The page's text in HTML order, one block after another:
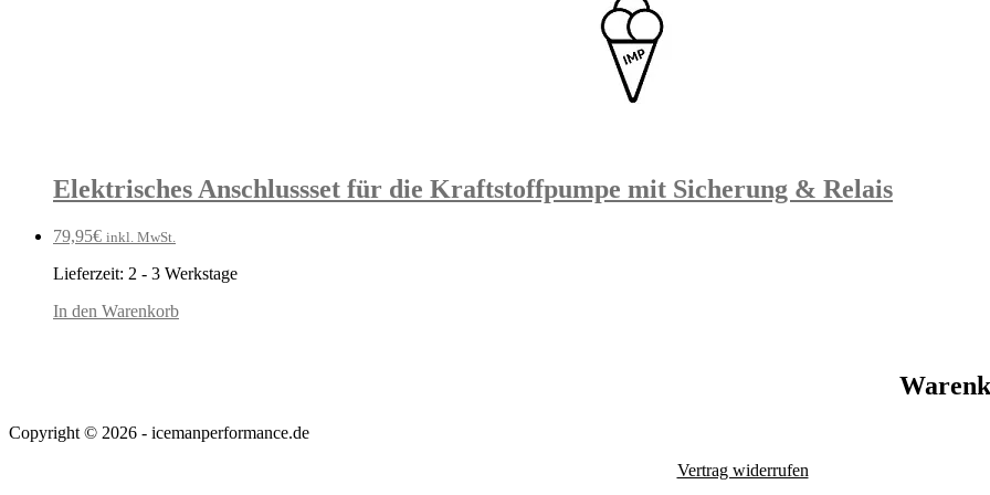
Elektrisches Anschlussset für die Kraftstoffpumpe mit Sicherung & Relais
79,95€ inkl. MwSt.
Lieferzeit: 2 - 3 Werkstage
In den Warenkorb
Copyright © 2026 - icemanperformance.de
Vertrag widerrufen